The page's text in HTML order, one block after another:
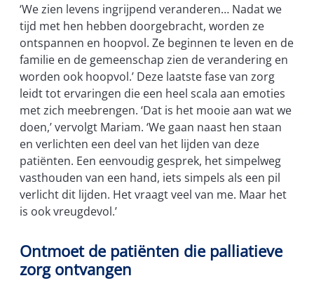
‘We zien levens ingrijpend veranderen… Nadat we
tijd met hen hebben doorgebracht, worden ze
ontspannen en hoopvol. Ze beginnen te leven en de
familie en de gemeenschap zien de verandering en
worden ook hoopvol.’ Deze laatste fase van zorg
leidt tot ervaringen die een heel scala aan emoties
met zich meebrengen. ‘Dat is het mooie aan wat we
doen,’ vervolgt Mariam. ‘We gaan naast hen staan
en verlichten een deel van het lijden van deze
patiënten. Een eenvoudig gesprek, het simpelweg
vasthouden van een hand, iets simpels als een pil
verlicht dit lijden. Het vraagt veel van me. Maar het
is ook vreugdevol.’
Ontmoet de patiënten die palliatieve
zorg ontvangen